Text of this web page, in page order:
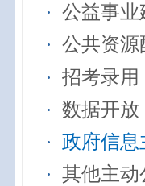
公益事业
公共资源
招考录用
数据开放
政府信息
其他主动